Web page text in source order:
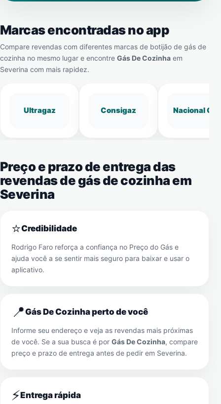
Marcas encontradas no app
Compare revendas com diferentes marcas de botijão de gás de
cozinha no mesmo lugar e encontre Gás De Cozinha em
Severina com mais rapidez.
Ultragaz Consigaz Nacional Gás
Preço e prazo de entrega das
revendas de gás de cozinha em
Severina
⭐Credibilidade
Rodrigo Faro reforça a confiança no Preço do Gás e
ajuda você a se sentir mais seguro para baixar e usar o
aplicativo.
📍Gás De Cozinha perto de você
Informe seu endereço e veja as revendas mais próximas
de você. Se a sua busca é por Gás De Cozinha, compare
preço e prazo de entrega antes de pedir em Severina.
⚡Entrega rápida